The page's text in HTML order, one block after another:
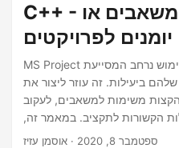
C++ - הוסף משימות, משאבים או
יומנים לפרויקטים
MS Project היא תוכנת ניהול פרויקטים בשימוש נרחב המסייעת
ביעילות. זה עוזר ליצור את
משימות למשאבים, לעקוב
הקשורות לתקציב. במאמר זה,
ניהול הפרויקטים בתוךספטמבר 8, 2020 · אוסמן עזיז